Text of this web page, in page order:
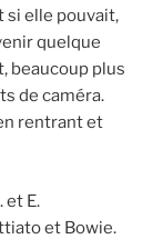
si elle pouvait,
quelque
beaucoup plus
de caméra.
rentrant et
et E.
et Bowie.